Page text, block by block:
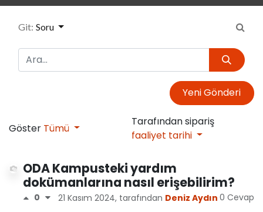
Git: Soru
Yeni Gönderi
Göster Tümü
Tarafından sipariş
faaliyet tarihi
ODA Kampusteki yardım
dokümanlarına nasıl erişebilirim?
0 21 Kasım 2024, tarafından Deniz Aydın 0 Cevap